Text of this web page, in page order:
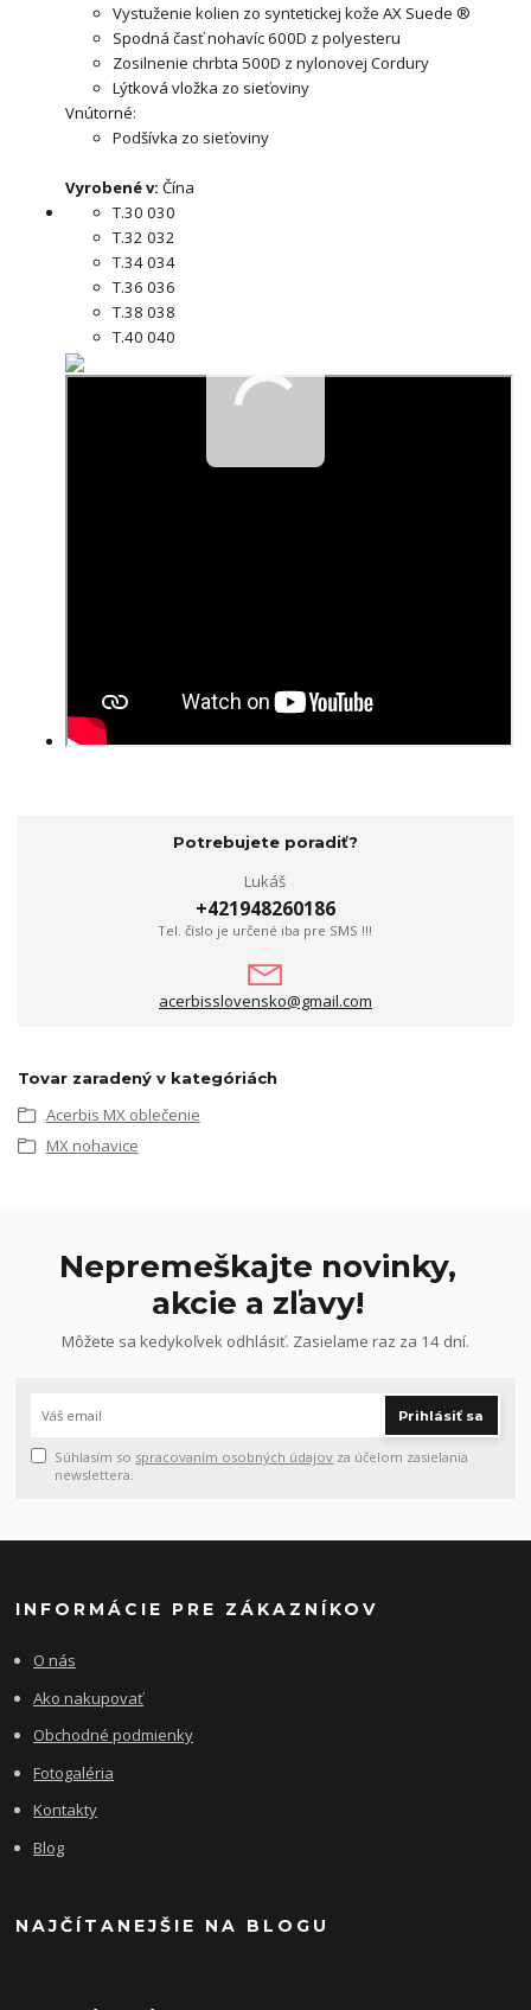
Vystuženie kolien zo syntetickej kože AX Suede ®
Spodná časť nohavíc 600D z polyesteru
Zosilnenie chrbta 500D z nylonovej Cordury
Lýtková vložka zo sieťoviny
Vnútorné:
Podšívka zo sieťoviny
Vyrobené v: Čína
T.30 030
T.32 032
T.34 034
T.36 036
T.38 038
T.40 040
Potrebujete poradiť?
Lukáš
+421948260186
Tel. číslo je určené iba pre SMS !!!
acerbisslovensko@gmail.com
Tovar zaradený v kategóriách
Acerbis MX oblečenie
MX nohavice
Nepremeškajte novinky,
akcie a zľavy!
Môžete sa kedykoľvek odhlásiť. Zasielame raz za 14 dní.
Prihlásiť sa
Súhlasím so spracovaním osobných údajov za účelom zasielania
newslettera.
INFORMÁCIE PRE ZÁKAZNÍKOV
O nás
Ako nakupovať
Obchodné podmienky
Fotogaléria
Kontakty
Blog
NAJČÍTANEJŠIE NA BLOGU